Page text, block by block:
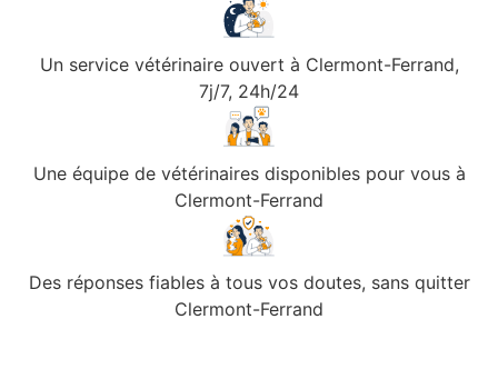
Un service vétérinaire ouvert à Clermont-Ferrand,
7j/7, 24h/24
Une équipe de vétérinaires disponibles pour vous à
Clermont-Ferrand
Des réponses fiables à tous vos doutes, sans quitter
Clermont-Ferrand